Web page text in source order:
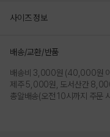
사이즈 정보
배송/교환/반품
배송비 3,000원 (40,000원
제주 5,000원, 도서산간
총알배송(오전 10시까지 주문